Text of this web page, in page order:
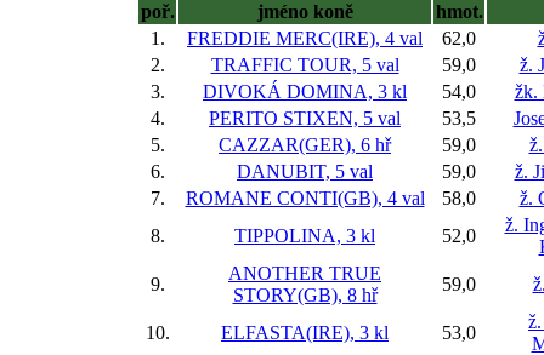
poř. jméno koně
hmot.
1.
FREDDIE MERC(IRE), 4 val 62,0
2.
TRAFFIC TOUR, 5 val 59,0
ž.
3.
DIVOKÁ DOMINA, 3 kl 54,0
žk.
4.
PERITO STIXEN, 5 val 53,5
5.
CAZZAR(GER), 6 hř 59,0
6.
DANUBIT, 5 val 59,0
ž.
7.
ROMANE CONTI(GB), 4 val 58,0
ž.
8.
TIPPOLINA, 3 kl 52,0
ž.
9.
ANOTHER TRUE
STORY(GB), 8 hř
59,0
10. ELFASTA(IRE), 3 kl 53,0